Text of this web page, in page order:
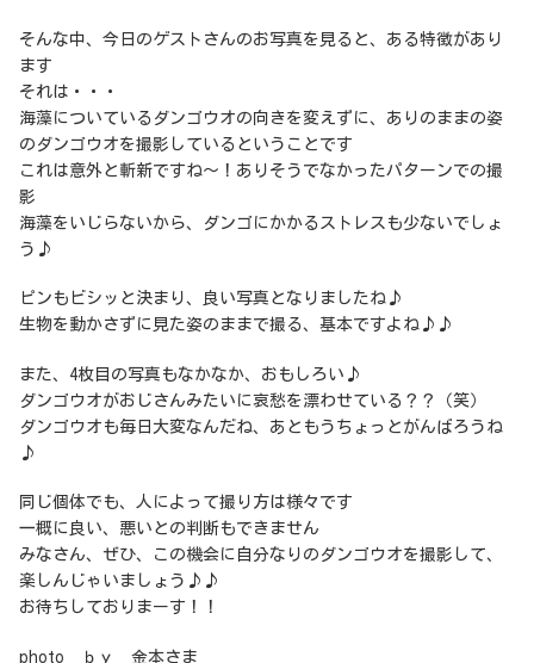
そんな中、今日のゲストさんのお写真を見ると、ある特徴があり
ます
それは・・・
海藻についているダンゴウオの向きを変えずに、ありのままの姿
のダンゴウオを撮影しているということです
これは意外と斬新ですね～！ありそうでなかったパターンでの撮
影
海藻をいじらないから、ダンゴにかかるストレスも少ないでしょ
う♪
ピンもビシッと決まり、良い写真となりましたね♪
生物を動かさずに見た姿のままで撮る、基本ですよね♪♪
また、4枚目の写真もなかなか、おもしろい♪
ダンゴウオがおじさんみたいに哀愁を漂わせている？？（笑）
ダンゴウオも毎日大変なんだね、あともうちょっとがんばろうね
♪
同じ個体でも、人によって撮り方は様々です
一概に良い、悪いとの判断もできません
みなさん、ぜひ、この機会に自分なりのダンゴウオを撮影して、
楽しんじゃいましょう♪♪
お待ちしておりまーす！！
photo ｂｙ 金本さま